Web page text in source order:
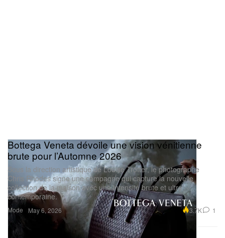
Mode
Bottega Veneta dévoile une vision vénitienne
brute pour l’Automne 2026
Sous la direction artistique de Louise Trotter, le photographe
Chris Rhodes signe une campagne qui capture la nouvelle
collection de la maison avec une intensité brute et ultra
contemporaine.
May 6, 2026 3.7K 1